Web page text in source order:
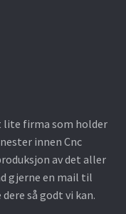
lite firma som holder
innen Cnc
av det aller
gjerne en mail til
så godt vi kan.